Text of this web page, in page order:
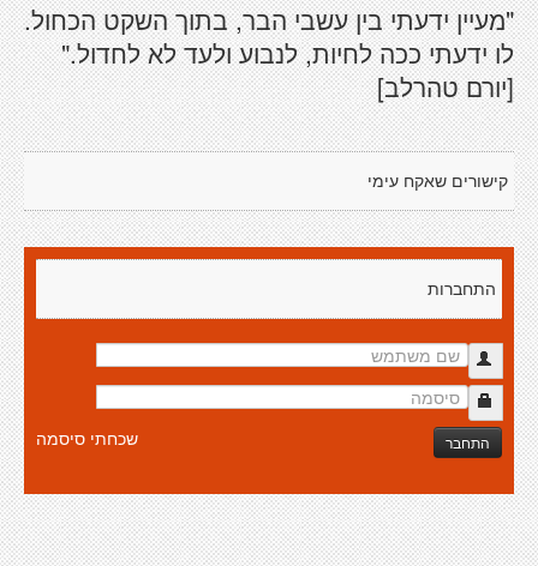
"מעיין ידעתי בין עשבי הבר, בתוך השקט הכחול.
לו ידעתי ככה לחיות, לנבוע ולעד לא לחדול."
[יורם טהרלב]
קישורים שאקח עימי
התחברות
התחבר שכחתי סיסמה